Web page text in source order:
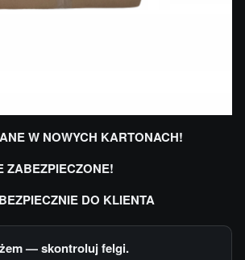
W NOWYCH KARTONACH!
ZABEZPIECZONE!
DO KLIENTA
— skontroluj felgi.